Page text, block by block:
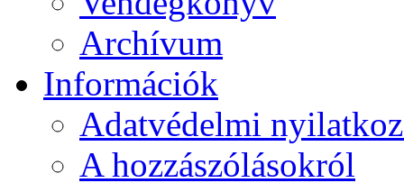
Archívum
Információk
Adatvédelmi
A hozzászólásokról